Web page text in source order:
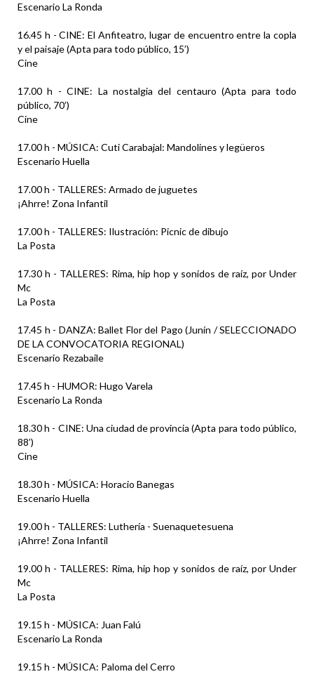
Escenario La Ronda
16.45 h - CINE: El Anfiteatro, lugar de encuentro entre la copla
y el paisaje (Apta para todo público, 15’)
Cine
17.00 h - CINE: La nostalgia del centauro (Apta para todo
público, 70’)
Cine
17.00 h - MÚSICA: Cuti Carabajal: Mandolines y legüeros
Escenario Huella
17.00 h - TALLERES: Armado de juguetes
¡Ahrre! Zona Infantil
17.00 h - TALLERES: Ilustración: Picnic de dibujo
La Posta
17.30 h - TALLERES: Rima, hip hop y sonidos de raíz, por Under
Mc
La Posta
17.45 h - DANZA: Ballet Flor del Pago (Junín / SELECCIONADO
DE LA CONVOCATORIA REGIONAL)
Escenario Rezabaile
17.45 h - HUMOR: Hugo Varela
Escenario La Ronda
18.30 h - CINE: Una ciudad de provincia (Apta para todo público,
88’)
Cine
18.30 h - MÚSICA: Horacio Banegas
Escenario Huella
19.00 h - TALLERES: Luthería - Suenaquetesuena
¡Ahrre! Zona Infantil
19.00 h - TALLERES: Rima, hip hop y sonidos de raíz, por Under
Mc
La Posta
19.15 h - MÚSICA: Juan Falú
Escenario La Ronda
19.15 h - MÚSICA: Paloma del Cerro